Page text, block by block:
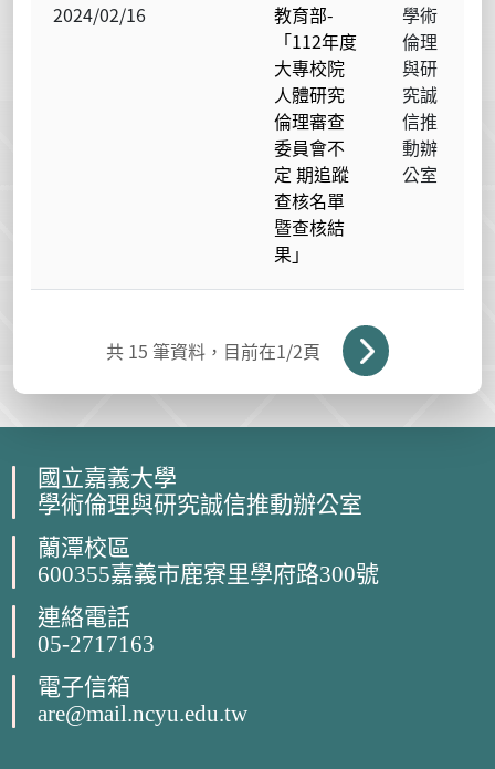
2024/02/16
教育部-
「112年度
大專校院
人體研究
倫理審查
委員會不
定 期追蹤
查核名單
暨查核結
果」
學術
倫理
與研
究誠
信推
動辦
公室
共 15 筆資料，目前在1/2頁
國立嘉義大學
學術倫理與研究誠信推動辦公室
蘭潭校區
600355嘉義市鹿寮里學府路300號
連絡電話
05-2717163
電子信箱
are@mail.ncyu.edu.tw